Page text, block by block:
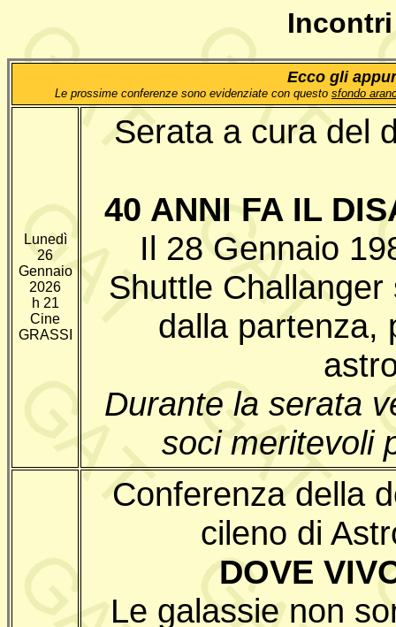
Ecco gli
Le prossime conferenze sono evidenziate con questo sfondo
Lunedì
26
Gennaio
2026
h 21
Cine
GRASSI
Serata a cura del
40 ANNI FA IL
Il 28 Gennaio
Shuttle
dalla partenza,
Durante la serata
soci meritevoli
Conferenza della
cileno di
DOVE
Le galassie non